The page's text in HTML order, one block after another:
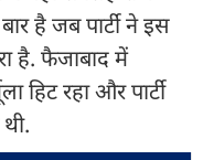
है जब पार्टी ने इस
है. फैजाबाद में
हिट रहा और पार्टी